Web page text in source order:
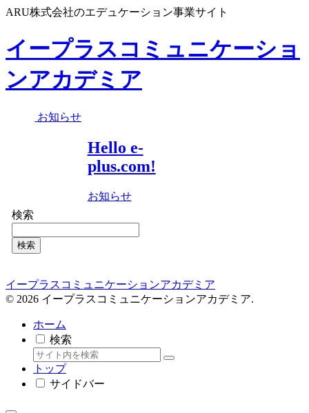
ARU株式会社のエデュケーション事業サイト
イープラスコミュニケーショ
ンアカデミア
お知らせ
Hello e-
plus.com!
お知らせ
検索
検索
イープラスコミュニケーションアカデミア
© 2026 イープラスコミュニケーションアカデミア.
ホーム
検索
トップ
サイドバー